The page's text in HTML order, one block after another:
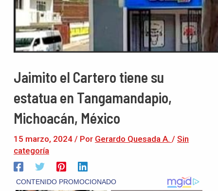
Jaimito el Cartero tiene su
estatua en Tangamandapio,
Michoacán, México
15 marzo, 2024 / Por Gerardo Quesada A. / Sin
categoría